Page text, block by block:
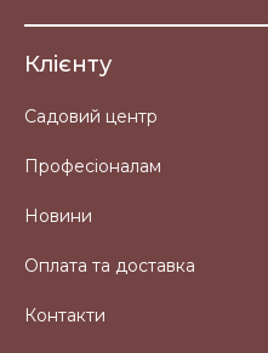
Клієнту
Садовий центр
Професіоналам
Новини
Оплата та доставка
Контакти